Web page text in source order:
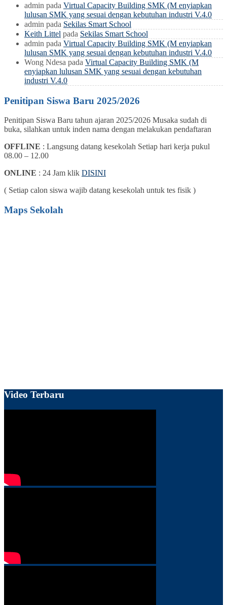
admin pada Virtual Capacity Building SMK (M enyiapkan
lulusan SMK yang sesuai dengan kebutuhan industri V.4.0
admin pada Sekilas Smart School
Keith Littel pada Sekilas Smart School
admin pada Virtual Capacity Building SMK (M enyiapkan
lulusan SMK yang sesuai dengan kebutuhan industri V.4.0
Wong Ndesa pada Virtual Capacity Building SMK (M
enyiapkan lulusan SMK yang sesuai dengan kebutuhan
industri V.4.0
Penitipan Siswa Baru 2025/2026
Penitipan Siswa Baru tahun ajaran 2025/2026 Musaka sudah di
buka, silahkan untuk inden nama dengan melakukan pendaftaran
OFFLINE : Langsung datang kesekolah Setiap hari kerja pukul
08.00 – 12.00
ONLINE : 24 Jam klik DISINI
( Setiap calon siswa wajib datang kesekolah untuk tes fisik )
Maps Sekolah
Video Terbaru